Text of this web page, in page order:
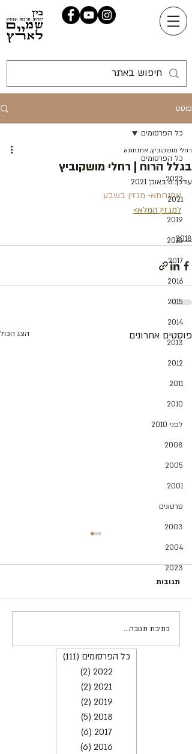
פוסט
כל הפרסומים
2022
2021
2019
2018
2017
2016
2015
2014
2013
2012
2011
2010
לפני 2010
2008
2005
2001
סרטונים
2003
2004
2023
כל הפרסומים
בגלל הרוח | רחלי מושקוביץ
רחלי מושקוביץ, אתנחתא
עודכן:6 באוק׳ 2021
אתנחתא- מגזין בשבע
למגזין המלא>
2018
פוסטים אחרונים הצג הכול
"איזה דתי עושה דבר כזה
בכלל?"
תגובות
כתיבת תגובה...
כל הפרסומים (111)
2022
(2)
2021
(2)
2019
(2)
2018
(5)
2017
(6)
2016
(6)